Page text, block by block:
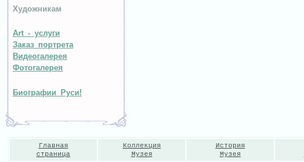
Художникам
Art - услуги
Заказ портрета
Видеогалерея
Фотогалерея
Биографии Руси!
Главная
страница
Коллекция
Музея
История
Музея